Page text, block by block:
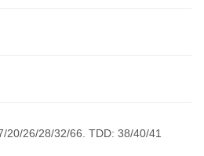
20/26/28/32/66. TDD: 38/40/41